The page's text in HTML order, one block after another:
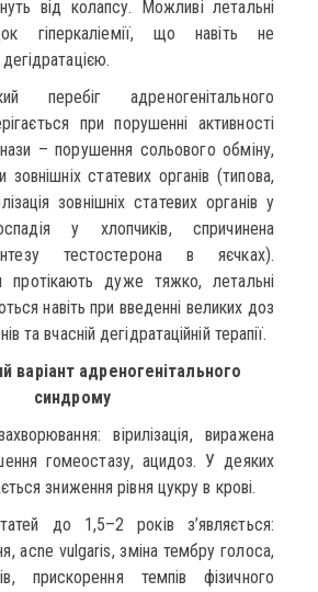
від колапсу. Можливі летальні
гіперкаліемії, що навіть не
перебіг адреногенітального
при порушенні активності
– порушення сольового обміну,
статевих органів (типова,
зовнішніх статевих органів у
у хлопчиків, спричинена
тестостерона в яєчках).
протікають дуже тяжко, летальні
навіть при введенні великих доз
та вчасній дегідратаційній терапії.
варіант адреногенітального
синдрому
вірилізація, виражена
гомеостазу, ацидоз. У деяких
зниження рівня цукру в крові.
до 1,5–2 років з’являється:
асnе vulgaris, зміна тембру голоса,
прискорення темпів фізичного